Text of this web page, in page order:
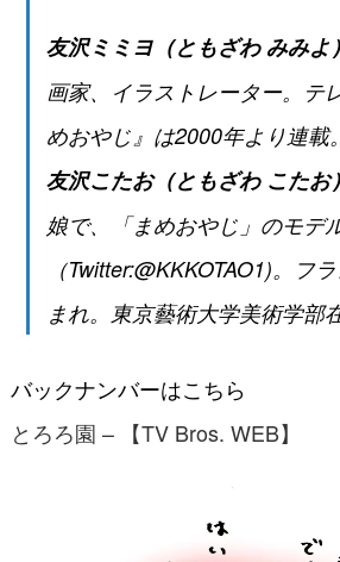
友沢ミミヨ（ともざわ みみよ）
画家、イラストレーター。テ
めおやじ』は2000年より連載。
友沢こたお（ともざわ こたお）
娘で、「まめおやじ」のモデ
（Twitter:@KKKOTAO1)。フ
まれ。東京藝術大学美術学部
バックナンバーはこちら
とろろ園 – 【TV Bros. WEB】